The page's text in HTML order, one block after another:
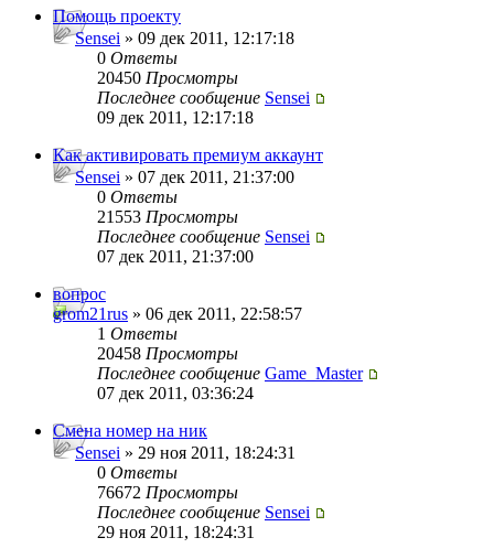
Помощь проекту
Sensei » 09 дек 2011, 12:17:18
0 Ответы
20450 Просмотры
Последнее сообщение Sensei
09 дек 2011, 12:17:18
Как активировать премиум аккаунт
Sensei » 07 дек 2011, 21:37:00
0 Ответы
21553 Просмотры
Последнее сообщение Sensei
07 дек 2011, 21:37:00
вопрос
grom21rus » 06 дек 2011, 22:58:57
1 Ответы
20458 Просмотры
Последнее сообщение Game_Master
07 дек 2011, 03:36:24
Смена номер на ник
Sensei » 29 ноя 2011, 18:24:31
0 Ответы
76672 Просмотры
Последнее сообщение Sensei
29 ноя 2011, 18:24:31